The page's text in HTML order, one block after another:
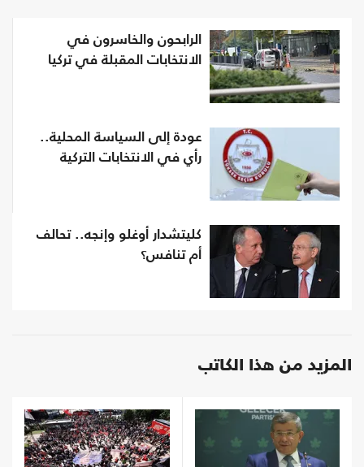
الرابحون والخاسرون في
الانتخابات المقبلة في تركيا
عودة إلى السياسة المحلية..
رأي في الانتخابات التركية
كليتشدار أوغلو وإنجه.. تحالف
أم تنافس؟
المزيد من هذا الكاتب